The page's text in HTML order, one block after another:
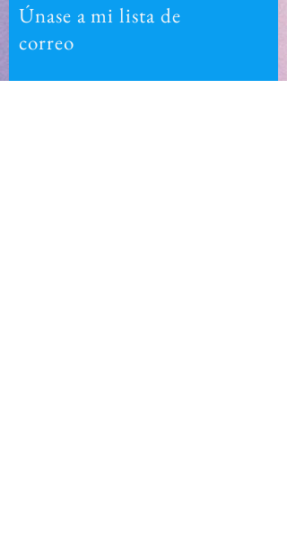
Únase a mi lista de
correo